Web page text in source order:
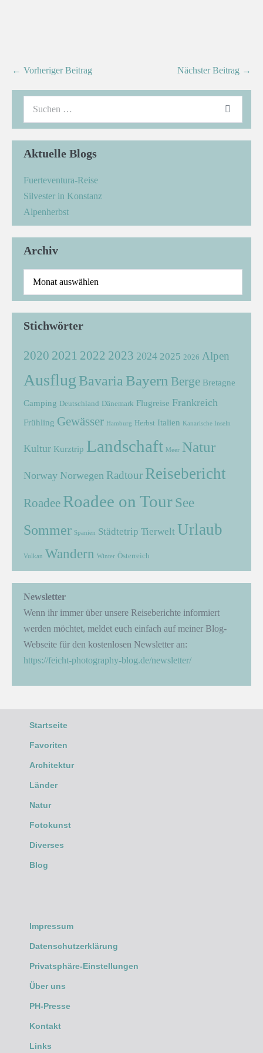
← Vorheriger Beitrag Nächster Beitrag →
Aktuelle Blogs
Fuerteventura-Reise
Silvester in Konstanz
Alpenherbst
Archiv
Stichwörter
2020 2021 2022 2023 2024 2025 2026 Alpen
Ausflug Bavaria Bayern Berge Bretagne
Camping Deutschland Dänemark Flugreise Frankreich
Frühling Gewässer Hamburg Herbst Italien Kanarische Inseln
Kultur Kurztrip Landschaft Meer Natur
Norway Norwegen Radtour Reisebericht
Roadee Roadee on Tour See
Sommer Spanien Städtetrip Tierwelt Urlaub
Vulkan Wandern Winter Österreich
Newsletter
Wenn ihr immer über unsere Reiseberichte informiert
werden möchtet, meldet euch einfach auf meiner Blog-
Webseite für den kostenlosen Newsletter an:
https://feicht-photography-blog.de/newsletter/
Startseite
Favoriten
Architektur
Länder
Natur
Fotokunst
Diverses
Blog
Impressum
Datenschutzerklärung
Privatsphäre-Einstellungen
Über uns
PH-Presse
Kontakt
Links